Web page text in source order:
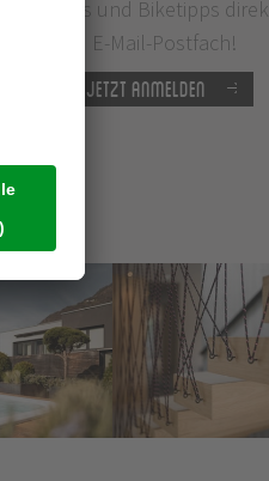
Infos, News und Biketipps
E-Mail-Postfach!
Jetzt anmelden